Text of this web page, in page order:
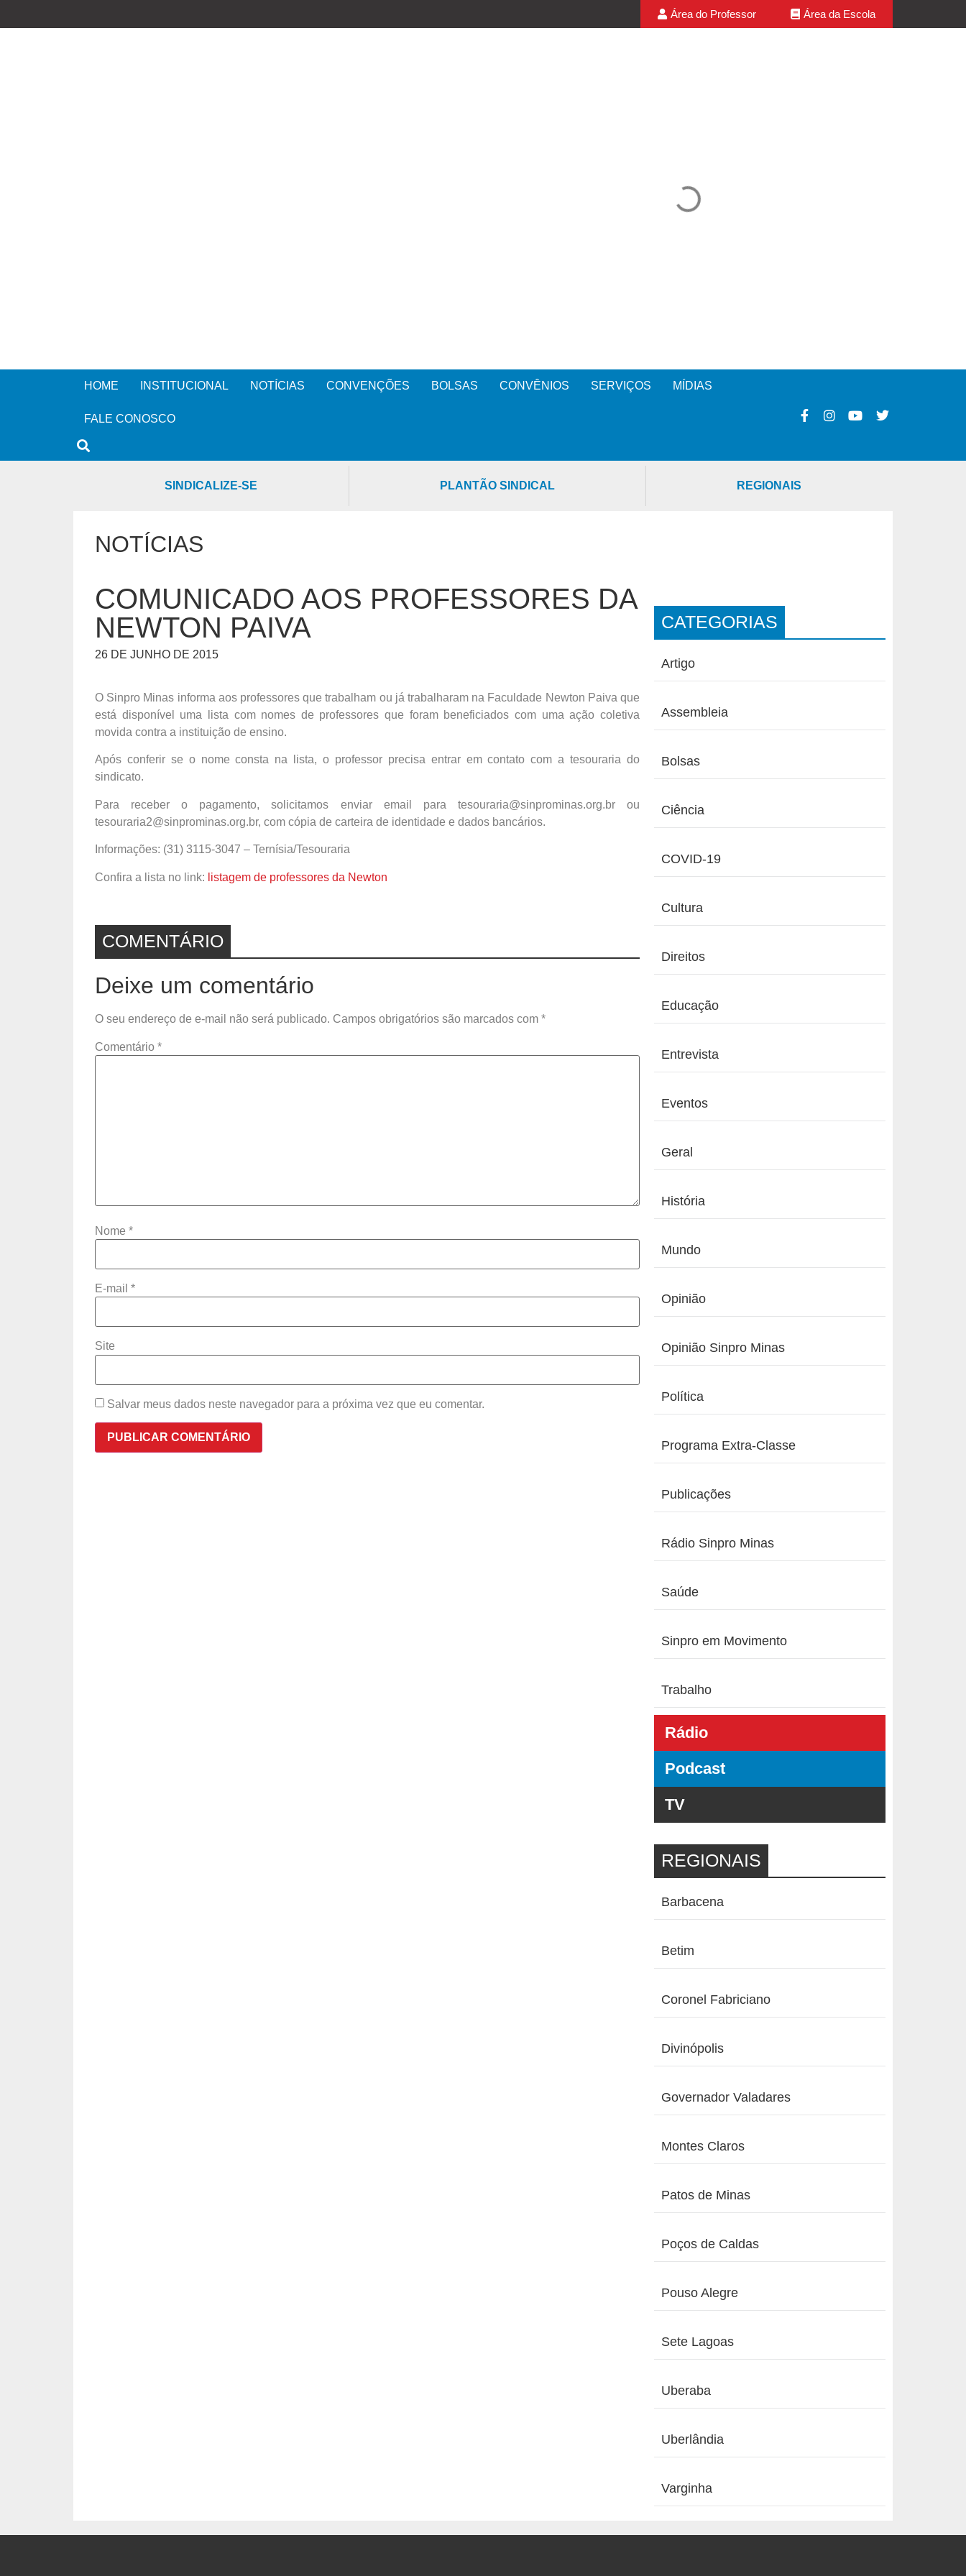
Área do Professor Área da Escola
HOME INSTITUCIONAL NOTÍCIAS CONVENÇÕES BOLSAS CONVÊNIOS SERVIÇOS MÍDIAS
FALE CONOSCO
SINDICALIZE-SE PLANTÃO SINDICAL REGIONAIS
NOTÍCIAS
COMUNICADO AOS PROFESSORES DA
NEWTON PAIVA
26 DE JUNHO DE 2015
O Sinpro Minas informa aos professores que trabalham ou já trabalharam na Faculdade Newton Paiva que
está disponível uma lista com nomes de professores que foram beneficiados com uma ação coletiva
movida contra a instituição de ensino.
Após conferir se o nome consta na lista, o professor precisa entrar em contato com a tesouraria do
sindicato.
Para receber o pagamento, solicitamos enviar email para tesouraria@sinprominas.org.br ou
tesouraria2@sinprominas.org.br, com cópia de carteira de identidade e dados bancários.
Informações: (31) 3115-3047 – Ternísia/Tesouraria
Confira a lista no link: listagem de professores da Newton
COMENTÁRIO
Deixe um comentário
O seu endereço de e-mail não será publicado. Campos obrigatórios são marcados com *
Comentário *
Nome *
E-mail *
Site
Salvar meus dados neste navegador para a próxima vez que eu comentar.
CATEGORIAS
Artigo
Assembleia
Bolsas
Ciência
COVID-19
Cultura
Direitos
Educação
Entrevista
Eventos
Geral
História
Mundo
Opinião
Opinião Sinpro Minas
Política
Programa Extra-Classe
Publicações
Rádio Sinpro Minas
Saúde
Sinpro em Movimento
Trabalho
Rádio
Podcast
TV
REGIONAIS
Barbacena
Betim
Coronel Fabriciano
Divinópolis
Governador Valadares
Montes Claros
Patos de Minas
Poços de Caldas
Pouso Alegre
Sete Lagoas
Uberaba
Uberlândia
Varginha